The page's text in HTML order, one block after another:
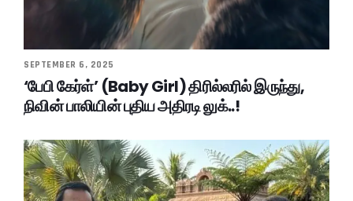
SEPTEMBER 6, 2025
‘பேபி கேர்ள்’ (Baby Girl) திரில்லரில் இருந்து,
நிவின் பாலியின் புதிய அதிரடி லுக்..!